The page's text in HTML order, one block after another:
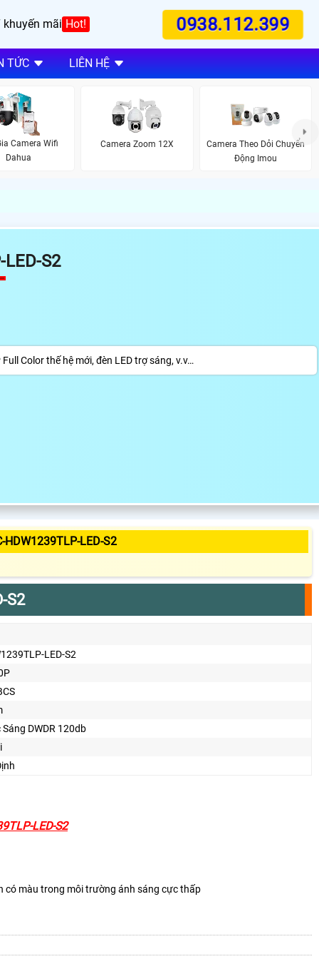
khuyến mãi Hot! 0938.112.399
TỨC LIÊN HỆ
Camera Wifi
Dahua
Camera Zoom 12X
Camera Theo Dỏi Chuyển
Động Imou
S2
Color thế hệ mới, đèn LED trợ sáng, v.v…
HDW1239TLP-LED-S2
S2
LED-S2
DWDR 120db
LED-S2
có màu trong môi trường ánh sáng cực thấp